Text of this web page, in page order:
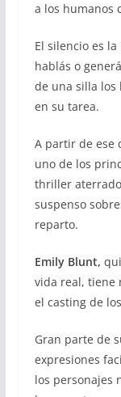
a los humanos
El silencio es
hablás o
de una silla los
en su tarea.
A partir de ese
uno de los
thriller
suspenso
reparto.
Emily Blunt,
vida real, tiene
el casting de
Gran parte de
expresiones
los personajes